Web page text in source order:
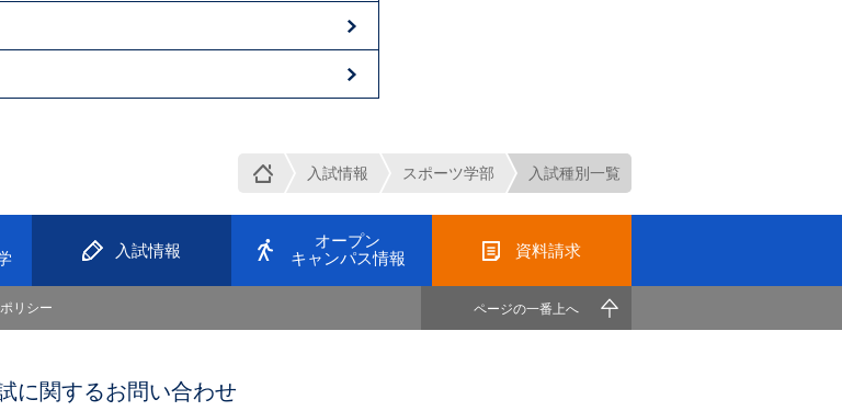
入試情報 スポーツ学部 入試種別一覧
ページの一番上へ
入試情報
オープン
キャンパス情報
資料請求
リシー
に関するお問い合わせ